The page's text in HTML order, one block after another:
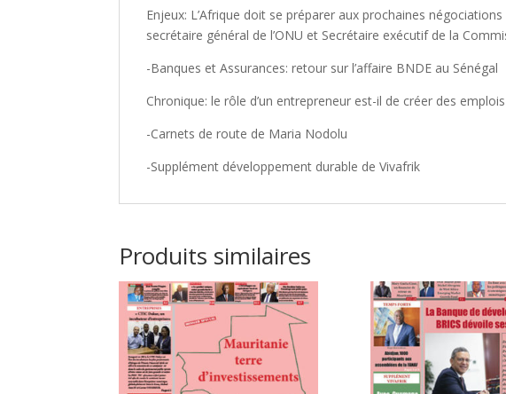
Enjeux: L’Afrique doit se préparer aux prochaines
secrétaire général de l’ONU et Secrétaire exécutif de la
-Banques et Assurances: retour sur l’affaire BNDE au Sénégal
Chronique: le rôle d’un entrepreneur est-il de créer des
-Carnets de route de Maria Nodolu
-Supplément développement durable de Vivafrik
Produits similaires